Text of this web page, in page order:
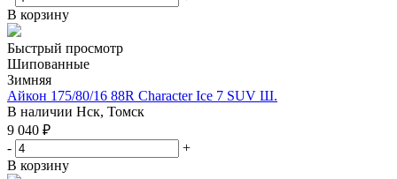
В корзину
Быстрый просмотр
Шипованные
Зимняя
Айкон 175/80/16 88R Character Ice 7 SUV Ш.
В наличии Нск, Томск
9 040 ₽
-
+
В корзину